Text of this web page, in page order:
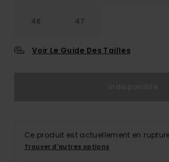
46 47
Voir Le Guide Des Tailles
Ce produit est actuellement en
Trouver d'autres options